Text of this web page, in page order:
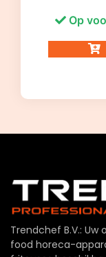
Op
Trendchef B.V.:
food horeca-